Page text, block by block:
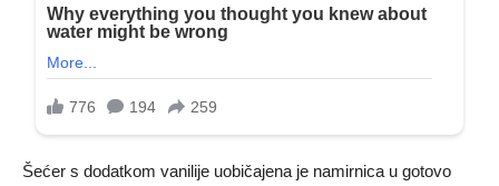
Šećer s dodatkom vanilije uobičajena je namirnica u gotovo